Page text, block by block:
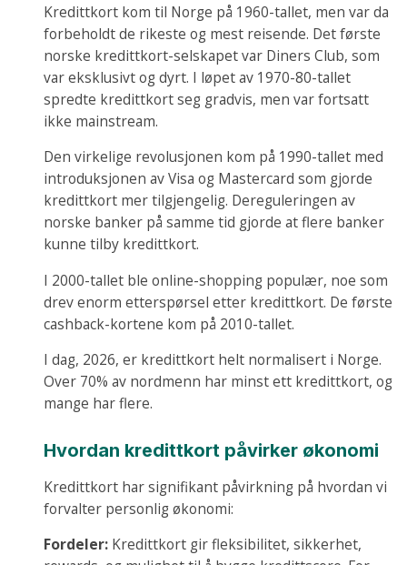
Kredittkort kom til Norge på 1960-tallet, men var da
forbeholdt de rikeste og mest reisende. Det første
norske kredittkort-selskapet var Diners Club, som
var eksklusivt og dyrt. I løpet av 1970-80-tallet
spredte kredittkort seg gradvis, men var fortsatt
ikke mainstream.
Den virkelige revolusjonen kom på 1990-tallet med
introduksjonen av Visa og Mastercard som gjorde
kredittkort mer tilgjengelig. Dereguleringen av
norske banker på samme tid gjorde at flere banker
kunne tilby kredittkort.
I 2000-tallet ble online-shopping populær, noe som
drev enorm etterspørsel etter kredittkort. De første
cashback-kortene kom på 2010-tallet.
I dag, 2026, er kredittkort helt normalisert i Norge.
Over 70% av nordmenn har minst ett kredittkort, og
mange har flere.
Hvordan kredittkort påvirker økonomi
Kredittkort har signifikant påvirkning på hvordan vi
forvalter personlig økonomi:
Fordeler: Kredittkort gir fleksibilitet, sikkerhet,